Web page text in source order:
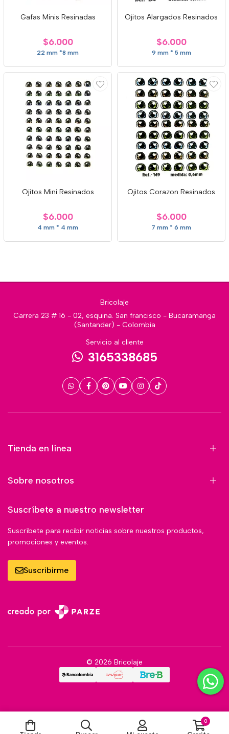
Gafas Minis Resinadas
$6.000
22 mm *8 mm
Ojitos Alargados Resinados
$6.000
9 mm * 5 mm
Ojitos Mini Resinados
$6.000
4 mm * 4 mm
Ojitos Corazon Resinados
$6.000
7 mm * 6 mm
Bricolaje
Carrera 23 # 16 - 02, esquina. San francisco - Bucaramanga
(Santander) - Colombia
Servicio al cliente
3165338685
Tienda en línea
Sobre nosotros
Suscríbete a nuestro newsletter
Suscríbete para recibir noticias sobre nuestros productos,
promociones y eventos.
Suscribirme
© 2026 Bricolaje
0